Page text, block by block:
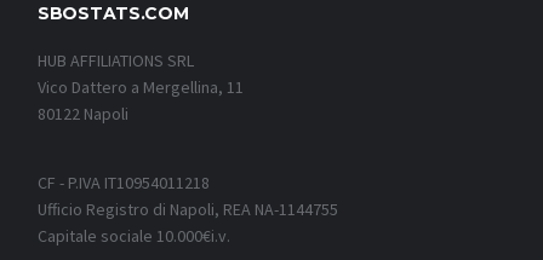
SBOSTATS.COM
HUB AFFILIATIONS SRL
Vico Dattero a Mergellina, 11
80122 Napoli
CF - P.IVA IT10954011218
Ufficio Registro di Napoli, REA NA-1144755
Capitale sociale 10.000€i.v.